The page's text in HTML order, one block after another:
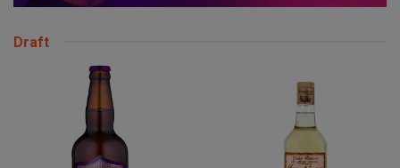
Draft